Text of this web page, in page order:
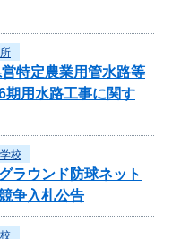
特定農業用管水路等
用水路工事に関す
校
ラウンド防球ネット
争入札公告